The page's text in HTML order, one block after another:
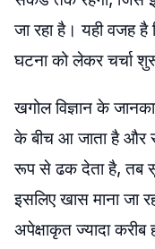
जा रहा है। यही वजह
घटना को लेकर चर्चा
खगोल विज्ञान के
के बीच आ जाता है और
रूप से ढक देता है, तब
इसलिए खास माना जा
अपेक्षाकृत ज्यादा